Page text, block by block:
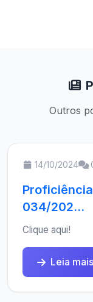
Outros
14/10/2024
034/202...
Clique aqui!
Leia mais